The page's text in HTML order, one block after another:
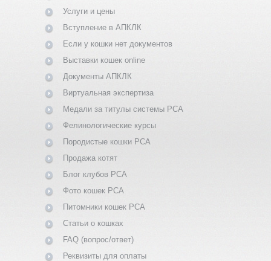
Услуги и цены
Вступление в АПКЛК
Если у кошки нет документов
Выставки кошек online
Документы АПКЛК
Виртуальная экспертиза
Медали за титулы системы PCA
Фелинологические курсы
Породистые кошки PCA
Продажа котят
Блог клубов PCA
Фото кошек PCA
Питомники кошек PCA
Статьи о кошках
FAQ (вопрос/ответ)
Реквизиты для оплаты